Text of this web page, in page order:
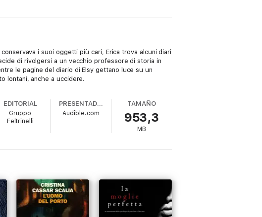
i suoi oggetti più cari, Erica trova alcuni diari
di rivolgersi a un vecchio professore di storia in
le pagine del diario di Elsy gettano luce su un
lontani, anche a uccidere.
EDITORIAL
Gruppo
Feltrinelli
PRESENTADO POR
Audible.com
TAMAÑO
953,3
MB